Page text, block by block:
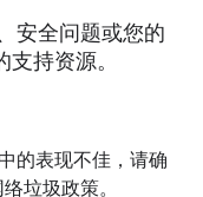
安全问题或您的
持资源。
的表现不佳，请确
垃圾政策。